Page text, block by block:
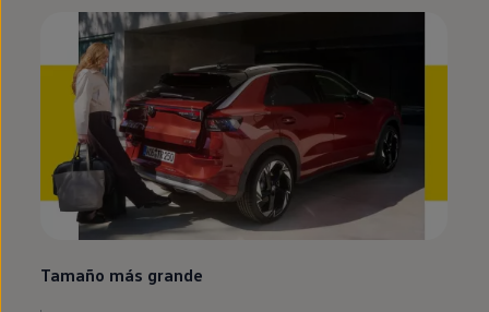
Tamaño más grande